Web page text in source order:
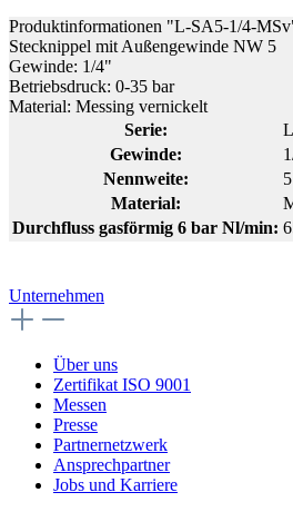
Produktinformationen "L-SA5-1/4-
Stecknippel mit Außengewinde NW 5
Gewinde: 1/4"
Betriebsdruck: 0-35 bar
Material: Messing vernickelt
Serie:
Gewinde:
Nennweite:
5
Material:
Durchfluss gasförmig 6 bar Nl/min:
Unternehmen
Über uns
Zertifikat ISO 9001
Messen
Presse
Partnernetzwerk
Ansprechpartner
Jobs und Karriere